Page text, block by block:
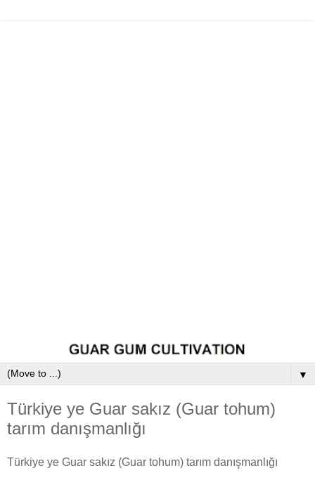
▼
Türkiye ye Guar sakız (Guar tohum)
tarım danışmanlığı
Türkiye ye Guar sakız (Guar tohum) tarım danışmanlığı